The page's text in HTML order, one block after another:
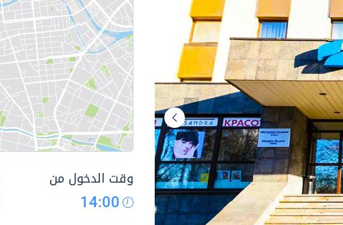
وقت الدخول من
14:00